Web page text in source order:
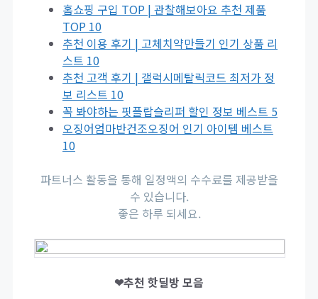
홈쇼핑 구입 TOP | 관찰해보아요 추천 제품
TOP 10
추천 이용 후기 | 고체치약만들기 인기 상품 리
스트 10
추천 고객 후기 | 갤럭시메탈릭코드 최저가 정
보 리스트 10
꼭 봐야하는 핏플랍슬리퍼 할인 정보 베스트 5
오징어엄마반건조오징어 인기 아이템 베스트
10
파트너스 활동을 통해 일정액의 수수료를 제공받을
수 있습니다.
좋은 하루 되세요.
❤추천 핫딜방 모음